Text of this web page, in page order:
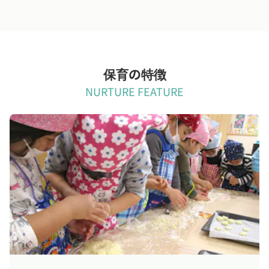
保育の特徴
NURTURE FEATURE